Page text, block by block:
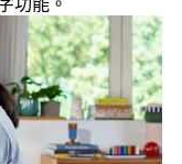
功能。